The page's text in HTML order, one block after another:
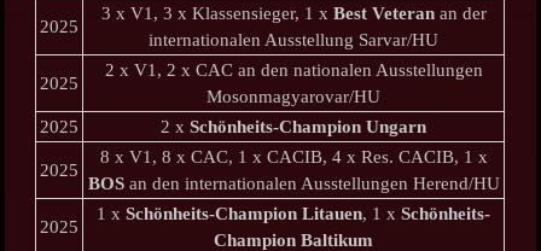
2025
3 x V1, 3 x Klassensieger, 1 x Best Veteranan der
internationalen Ausstellung Sarvar/HU
2025
2 x V1, 2 x CAC an den nationalen Ausstellungen
Mosonmagyarovar/HU
2025
2 xSchönheits-Champion Ungarn
2025
8 x V1, 8 x CAC, 1 x CACIB, 4 x Res. CACIB, 1 x
BOSan den internationalen Ausstellungen Herend/HU
2025
1 xSchönheits-Champion Litauen, 1 x Schönheits-
Champion Baltikum